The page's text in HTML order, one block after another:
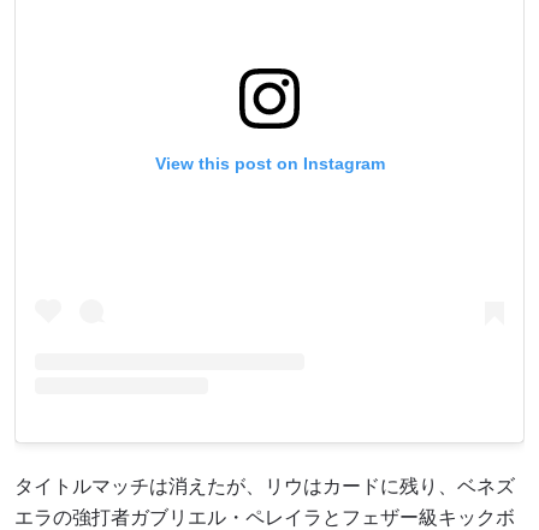
View this post on Instagram
タイトルマッチは消えたが、リウはカードに残り、ベネズ
エラの強打者ガブリエル・ペレイラとフェザー級キックボ